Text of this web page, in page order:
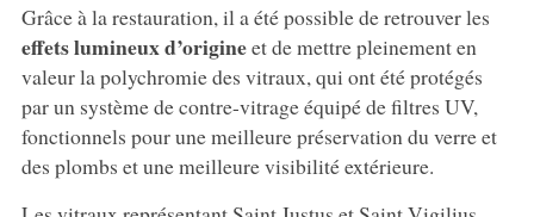
Grâce à la restauration, il a été possible de retrouver les
effets lumineux d’origineet de mettre pleinement en
valeur la polychromie des vitraux, qui ont été protégés
par un système de contre-vitrage équipé de filtres UV,
fonctionnels pour une meilleure préservation du verre et
des plombs et une meilleure visibilité extérieure.